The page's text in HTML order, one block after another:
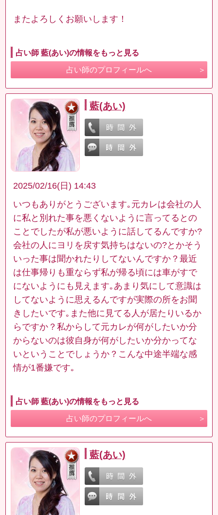
またよろしくお願いします！
占い師 藍(あい)の情報をもっと見る
占い師のプロフィールへ
藍(あい)
2025/02/16(日) 14:43
いつもありがとうございます｡元カレは会社の人
に私と別れた事を悪くないように言ってるとの
ことでしたが私が悪いように話してるんですか?
会社の人にヨリを戻す気持ちはないの?とかそう
いった事は聞かれたりしてないんですか？最近
は仕事帰りも重ならず私が帰る頃には車がすで
にないようにも見えます｡あまり気にして意識は
してないように思えるんですが実際の所をお聞
きしたいです｡また他に見てる人が居たりいるか
らですか？私からして元カレが何がしたいか分
からないのは彼自身が何がしたいか分かってな
いということでしょうか？こんな中途半端な感
情が1番嫌です｡
占い師 藍(あい)の情報をもっと見る
占い師のプロフィールへ
藍(あい)